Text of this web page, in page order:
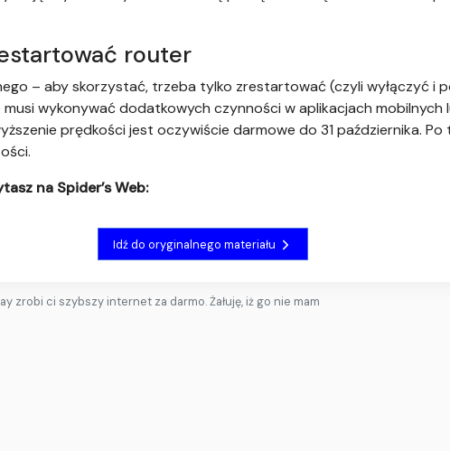
router
– aby skorzystać, trzeba tylko zrestartować (czyli wyłączyć i
wykonywać dodatkowych czynności w aplikacjach mobilnych
prędkości jest oczywiście darmowe do 31 października.
na Spider’s Web:
Idź do oryginalnego materiału
zrobi ci szybszy internet za darmo. Żałuję, iż go nie mam